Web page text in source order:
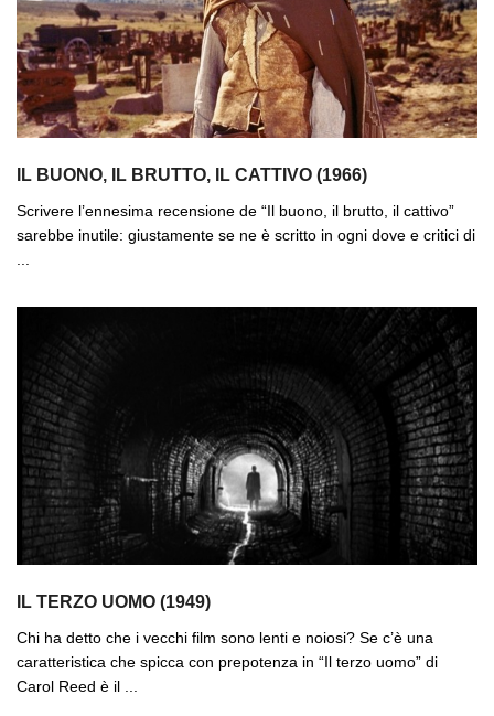
IL BUONO, IL BRUTTO, IL CATTIVO (1966)
Scrivere l’ennesima recensione de “Il buono, il brutto, il cattivo”
sarebbe inutile: giustamente se ne è scritto in ogni dove e critici di
...
IL TERZO UOMO (1949)
Chi ha detto che i vecchi film sono lenti e noiosi? Se c’è una
caratteristica che spicca con prepotenza in “Il terzo uomo” di
Carol Reed è il ...